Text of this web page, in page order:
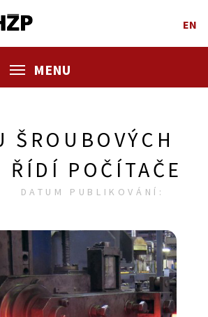
EN
MENU
ŠROUBOVÝCH
ŘÍDÍ POČÍTAČE
DATUM PUBLIKOVÁNÍ: